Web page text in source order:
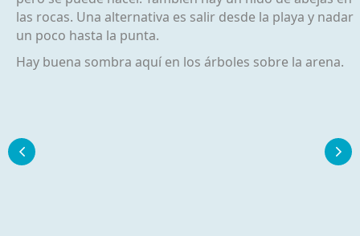
las rocas. Una alternativa es salir desde la playa y nadar
un poco hasta la punta.
Hay buena sombra aquí en los árboles sobre la arena.